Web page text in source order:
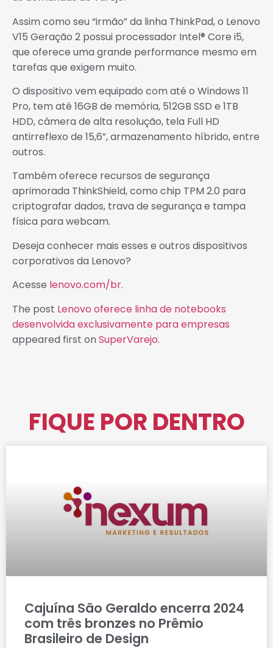
Assim como seu “irmão” da linha ThinkPad, o Lenovo
V15 Geração 2 possui processador Intel® Core i5,
que oferece uma grande performance mesmo em
tarefas que exigem muito.
O dispositivo vem equipado com até o Windows 11
Pro, tem até 16GB de memória, 512GB SSD e 1TB
HDD, câmera de alta resolução, tela Full HD
antirreflexo de 15,6”, armazenamento híbrido, entre
outros.
Também oferece recursos de segurança
aprimorada ThinkShield, como chip TPM 2.0 para
criptografar dados, trava de segurança e tampa
física para webcam.
Deseja conhecer mais esses e outros dispositivos
corporativos da Lenovo?
Acesse lenovo.com/br.
The post Lenovo oferece linha de notebooks
desenvolvida exclusivamente para empresas
appeared first on SuperVarejo.
FIQUE POR DENTRO
Cajuína São Geraldo encerra 2024
com três bronzes no Prêmio
Brasileiro de Design